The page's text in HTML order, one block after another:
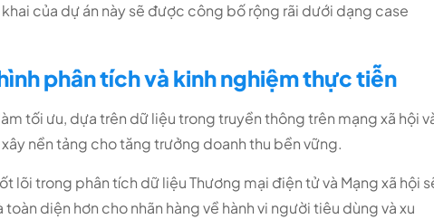
của dự án này sẽ được công bố rộng rãi dưới dạng case
phân tích và kinh nghiệm thực tiễn
tối ưu, dựa trên dữ liệu trong truyền thông trên mạng xã hội
nền tảng cho tăng trưởng doanh thu bền vững.
lõi trong phân tích dữ liệu Thương mại điện tử và Mạng xã hội
diện hơn cho nhãn hàng về hành vi người tiêu dùng và xu